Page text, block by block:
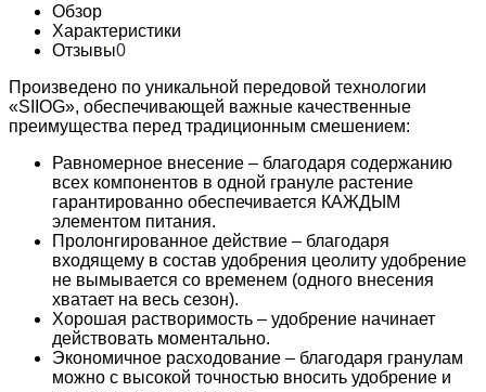
Обзор
Характеристики
Отзывы0
Произведено по уникальной передовой технологии
«SIIOG», обеспечивающей важные качественные
преимущества перед традиционным смешением:
Равномерное внесение – благодаря содержанию
всех компонентов в одной грануле растение
гарантированно обеспечивается КАЖДЫМ
элементом питания.
Пролонгированное действие – благодаря
входящему в состав удобрения цеолиту удобрение
не вымывается со временем (одного внесения
хватает на весь сезон).
Хорошая растворимость – удобрение начинает
действовать моментально.
Экономичное расходование – благодаря гранулам
можно с высокой точностью вносить удобрение и